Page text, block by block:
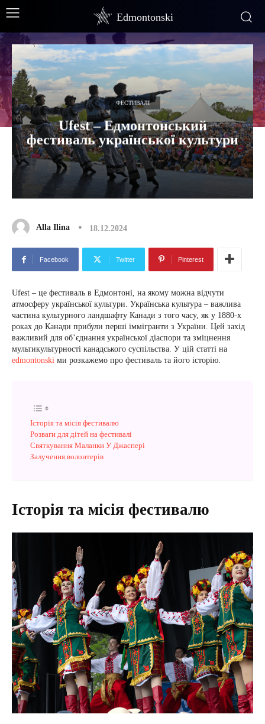
Edmontonski
ФЕСТИВАЛІ
Ufest – Едмонтонський
фестиваль української культури
Alla Ilina 18.12.2024
Facebook Twitter Pinterest
Ufest – це фестиваль в Едмонтоні, на якому можна відчути
атмосферу української культури. Українська культура – важлива
частина культурного ландшафту Канади з того часу, як у 1880-х
роках до Канади прибули перші іммігранти з України. Цей захід
важливий для об’єднання української діаспори та зміцнення
мультикультурності канадського суспільства. У цій статті на
edmontonski ми розкажемо про фестиваль та його історію.
Історія та місія фестивалю
Розваги для дітей на фестивалі
Святкування Маланки У Джаспері
Залучення волонтерів
Історія та місія фестивалю